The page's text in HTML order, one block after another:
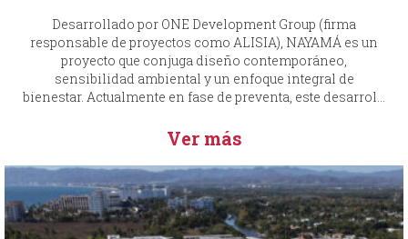
Desarrollado por ONE Development Group (firma
responsable de proyectos como ALISIA), NAYAMÁ es un
proyecto que conjuga diseño contemporáneo,
sensibilidad ambiental y un enfoque integral de
bienestar. Actualmente en fase de preventa, este desarrol...
Ver más